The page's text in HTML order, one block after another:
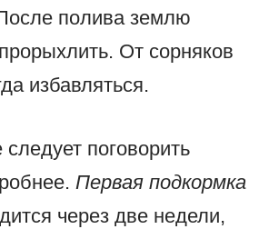
полива землю
От сорняков
избавляться.
поговорить
Первая подкормка
через две недели,